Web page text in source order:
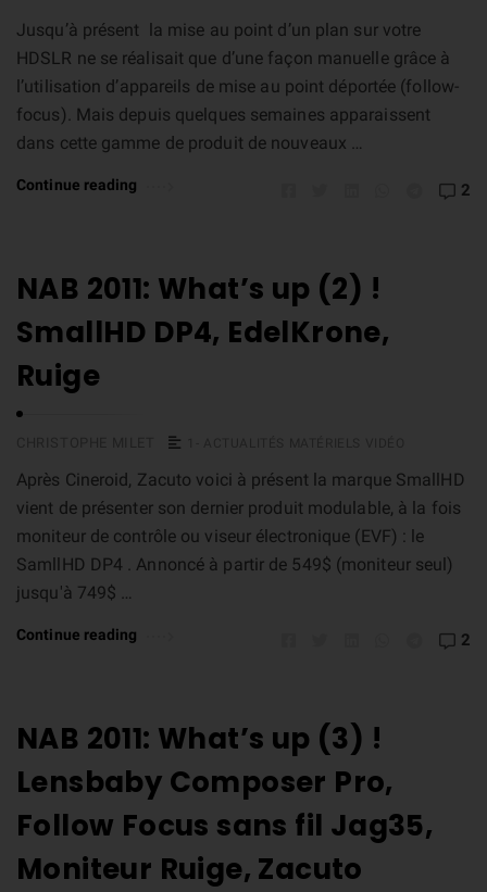
Jusqu’à présent la mise au point d’un plan sur votre
HDSLR ne se réalisait que d’une façon manuelle grâce à
l’utilisation d’appareils de mise au point déportée (follow-
focus). Mais depuis quelques semaines apparaissent
dans cette gamme de produit de nouveaux …
Continue reading 2
NAB 2011: What’s up (2) !
SmallHD DP4, EdelKrone,
Ruige
Après Cineroid, Zacuto voici à présent la marque SmallHD
vient de présenter son dernier produit modulable, à la fois
moniteur de contrôle ou viseur électronique (EVF) : le
SamllHD DP4 . Annoncé à partir de 549$ (moniteur seul)
jusqu'à 749$ …
Continue reading 2
NAB 2011: What’s up (3) !
Lensbaby Composer Pro,
Follow Focus sans fil Jag35,
Moniteur Ruige, Zacuto